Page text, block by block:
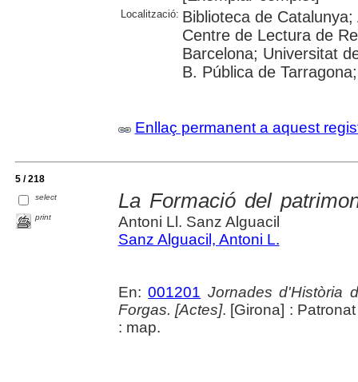
Localització: Biblioteca de
Centre de Lectura de
Barcelona; Universitat
B. Pública de
Enllaç permanent a aquest
5 / 218
select
print
La Formació del
Antoni Ll. Sanz Alguacil
Sanz Alguacil, Antoni L.
En:001201 Jornades d'Història
Forgas. [Actes]. [Girona] :
: map.